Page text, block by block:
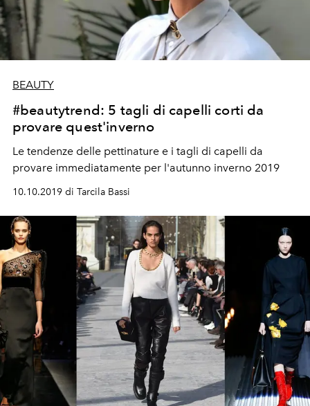
BEAUTY
#beautytrend: 5 tagli di capelli corti da
provare quest'inverno
Le tendenze delle pettinature e i tagli di capelli da
provare immediatamente per l'autunno inverno 2019
10.10.2019 di Tarcila Bassi